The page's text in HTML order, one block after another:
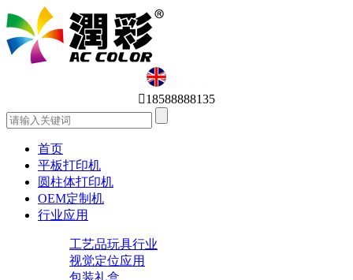
English
18588888135
首页
平板打印机
圆柱体打印机
OEM定制机
行业应用
工艺品玩具行业
视觉定位应用
包装礼盒